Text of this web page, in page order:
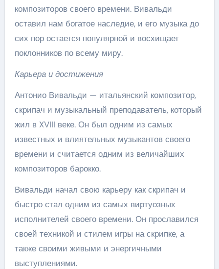
композиторов своего времени. Вивальди
оставил нам богатое наследие, и его музыка до
сих пор остается популярной и восхищает
поклонников по всему миру.
Карьера и достижения
Антонио Вивальди — итальянский композитор,
скрипач и музыкальный преподаватель, который
жил в XVIII веке. Он был одним из самых
известных и влиятельных музыкантов своего
времени и считается одним из величайших
композиторов барокко.
Вивальди начал свою карьеру как скрипач и
быстро стал одним из самых виртуозных
исполнителей своего времени. Он прославился
своей техникой и стилем игры на скрипке, а
также своими живыми и энергичными
выступлениями.